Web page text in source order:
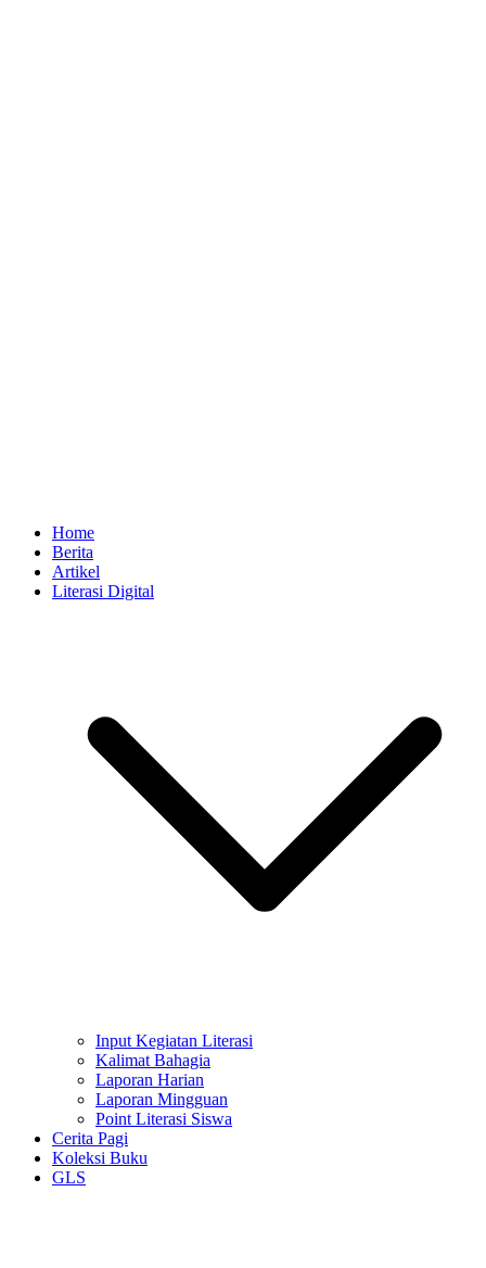
Home
Berita
Artikel
Literasi Digital
Input Kegiatan Literasi
Kalimat Bahagia
Laporan Harian
Laporan Mingguan
Point Literasi Siswa
Cerita Pagi
Koleksi Buku
GLS